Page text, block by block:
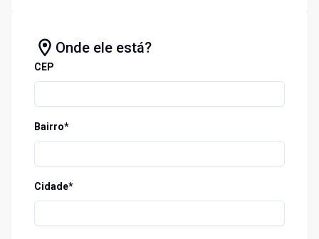
Onde ele está?
CEP
Bairro*
Cidade*